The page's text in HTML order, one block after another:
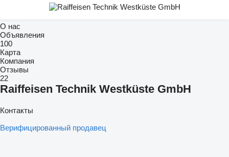
О нас
Объявления
100
Карта
Компания
Отзывы
22
Raiffeisen Technik Westküste GmbH
Контакты
Верифицированный продавец